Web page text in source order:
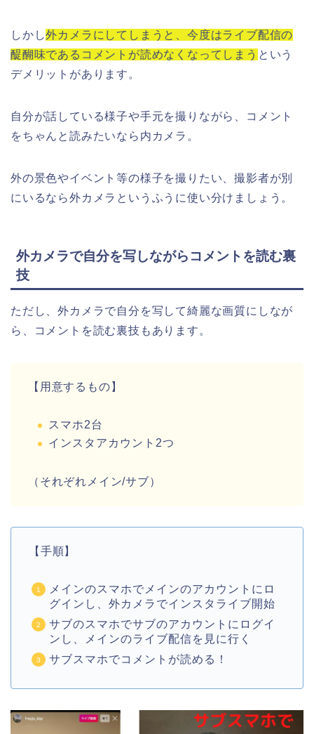
しかし外カメラにしてしまうと、今度はライブ配信の
醍醐味であるコメントが読めなくなってしまう という
デメリットがあります。
自分が話している様子や手元を撮りながら、コメント
をちゃんと読みたいなら内カメラ。
外の景色やイベント等の様子を撮りたい、撮影者が別
にいるなら外カメラというふうに使い分けましょう。
外カメラで自分を写しながらコメントを読む裏
技
ただし、外カメラで自分を写して綺麗な画質にしなが
ら、コメントを読む裏技もあります。
【用意するもの】
スマホ2台
インスタアカウント2つ
（それぞれメイン/サブ）
【手順】
メインのスマホでメインのアカウントにロ
グインし、外カメラでインスタライブ開始
サブのスマホでサブのアカウントにログイ
ンし、メインのライブ配信を見に行く
サブスマホでコメントが読める！